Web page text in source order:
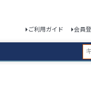
ご利用ガイド 会員